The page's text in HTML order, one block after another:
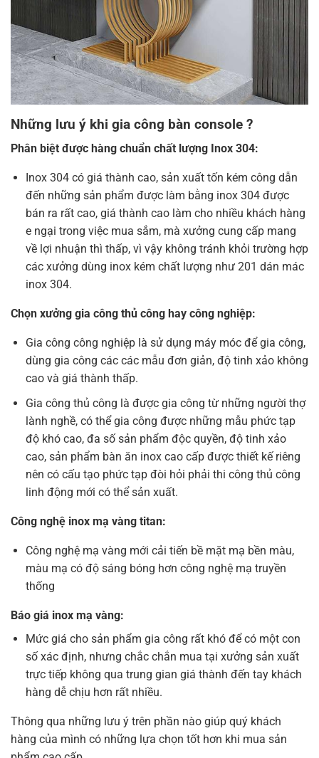
Những lưu ý khi gia công bàn console ?
Phân biệt được hàng chuẩn chất lượng Inox 304:
Inox 304 có giá thành cao, sản xuất tốn kém công dẫn
đến những sản phẩm được làm bằng inox 304 được
bán ra rất cao, giá thành cao làm cho nhiều khách hàng
e ngại trong việc mua sắm, mà xưởng cung cấp mang
về lợi nhuận thì thấp, vì vậy không tránh khỏi trường hợp
các xưởng dùng inox kém chất lượng như 201 dán mác
inox 304.
Chọn xưởng gia công thủ công hay công nghiệp:
Gia công công nghiệp là sử dụng máy móc để gia công,
dùng gia công các các mẫu đơn giản, độ tinh xảo không
cao và giá thành thấp.
Gia công thủ công là được gia công từ những người thợ
lành nghề, có thể gia công được những mẫu phức tạp
độ khó cao, đa số sản phẩm độc quyền, độ tinh xảo
cao, sản phẩm bàn ăn inox cao cấp được thiết kế riêng
nên có cấu tạo phức tạp đòi hỏi phải thi công thủ công
linh động mới có thể sản xuất.
Công nghệ inox mạ vàng titan:
Công nghệ mạ vàng mới cải tiến bề mặt mạ bền màu,
màu mạ có độ sáng bóng hơn công nghệ mạ truyền
thống
Báo giá inox mạ vàng:
Mức giá cho sản phẩm gia công rất khó để có một con
số xác định, nhưng chắc chắn mua tại xưởng sản xuất
trực tiếp không qua trung gian giá thành đến tay khách
hàng dễ chịu hơn rất nhiều.
Thông qua những lưu ý trên phần nào giúp quý khách
hàng của mình có những lựa chọn tốt hơn khi mua sản